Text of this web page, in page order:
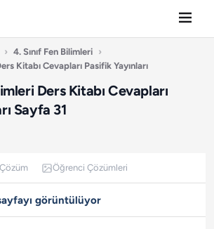
› 4. Sınıf Fen Bilimleri ›
Kitabı Cevapları Pasifik Yayınları
Ders Kitabı Cevapları
Sayfa 31
Çözüm Öğrenci Çözümleri
görüntülüyor